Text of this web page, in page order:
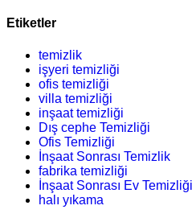
Etiketler
temizlik
işyeri temizliği
ofis temizliği
villa temizliği
inşaat temizliği
Dış cephe Temizliği
Ofis Temizliği
İnşaat Sonrası Temizlik
fabrika temizliği
İnşaat Sonrası Ev Temizliği
halı yıkama